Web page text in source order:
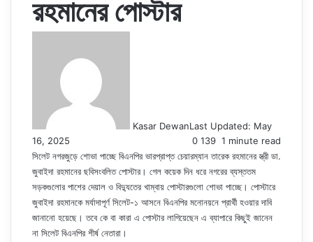
রহমানের পোস্টার
Kasar DewanLast Updated: May
16, 2025
0 139 1 minute read
সিলেট নগরজুড়ে শোভা পাচ্ছে বিএনপির ভারপ্রাপ্ত চেয়ারম্যান তারেক রহমানের স্ত্রী ডা.
জুবাইদা রহমানের ছবিসংবলিত পোস্টার। গেল কয়েক দিন ধরে নগরের ব্যস্ততম
সড়কগুলোর পাশের দেয়াল ও বিদ্যুতের খাম্বায় পোস্টারগুলো শোভা পাচ্ছে। পোস্টারে
জুবাইদা রহমানকে মর্যাদাপূর্ণ সিলেট-১ আসনে বিএনপির মনোনয়নে প্রার্থী হওয়ার দাবি
জানানো হয়েছে। তবে কে বা কারা এ পোস্টার লাগিয়েছেন এ ব্যাপারে কিছুই জানেন
না সিলেট বিএনপির শীর্ষ নেতারা।